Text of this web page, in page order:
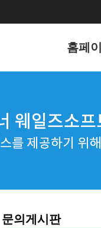
홈페
포트폴
문의게시판